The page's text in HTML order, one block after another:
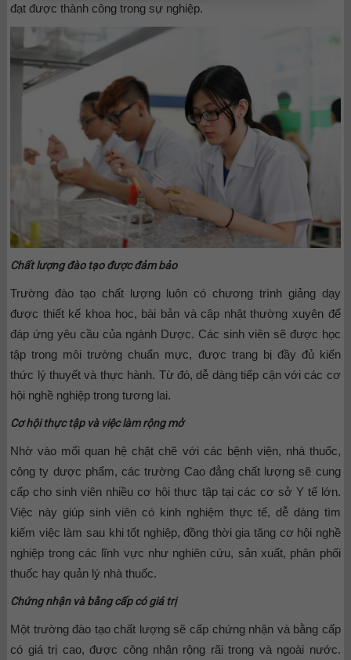
đạt được thành công trong sự nghiệp.
Chất lượng đào tạo được đảm bảo
Trường đào tạo chất lượng luôn có chương trình giảng dạy
được thiết kế khoa học, bài bản và cập nhật thường xuyên để
đáp ứng yêu cầu của ngành Dược. Các sinh viên sẽ được học
tập trong môi trường chuẩn mực, được trang bị đầy đủ kiến
thức lý thuyết và thực hành. Từ đó, dễ dàng tiếp cận với các cơ
hội nghề nghiệp trong tương lai.
Cơ hội thực tập và việc làm rộng mở
Nhờ vào mối quan hệ chặt chẽ với các bệnh viện, nhà thuốc,
công ty dược phẩm, các trường Cao đẳng chất lượng sẽ cung
cấp cho sinh viên nhiều cơ hội thực tập tại các cơ sở Y tế lớn.
Việc này giúp sinh viên có kinh nghiệm thực tế, dễ dàng tìm
kiếm việc làm sau khi tốt nghiệp, đồng thời gia tăng cơ hội nghề
nghiệp trong các lĩnh vực như nghiên cứu, sản xuất, phân phối
thuốc hay quản lý nhà thuốc.
Chứng nhận và bằng cấp có giá trị
Một trường đào tạo chất lượng sẽ cấp chứng nhận và bằng cấp
có giá trị cao, được công nhận rộng rãi trong và ngoài nước.